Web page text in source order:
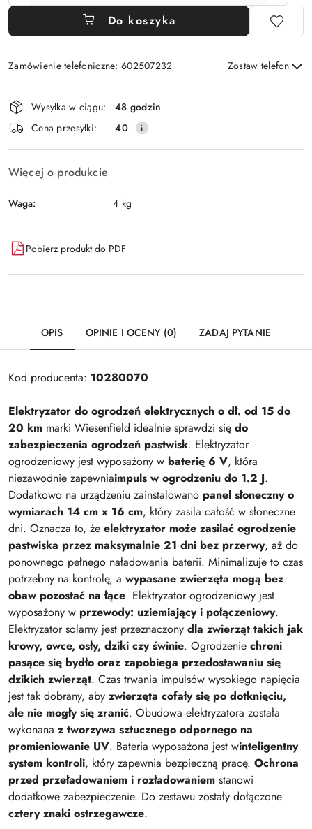
Do koszyka
Zamówienie telefoniczne: 602507232 Zostaw telefon
Wyślij
Dostępność
i
dostawa
Wysyłka w ciągu:
48 godzin
Cena przesyłki:
40
Więcej o produkcie
Waga: 4 kg
Pobierz produkt do PDF
OPIS OPINIE I OCENY (0) ZADAJ PYTANIE
Kod producenta: 10280070
Elektryzator do ogrodzeń elektrycznych o dł. od 15 do
20 km marki Wiesenfield idealnie sprawdzi się do
zabezpieczenia ogrodzeń pastwisk. Elektryzator
ogrodzeniowy jest wyposażony w baterię 6 V, która
niezawodnie zapewniaimpuls w ogrodzeniu do 1.2 J.
Dodatkowo na urządzeniu zainstalowano panel słoneczny o
wymiarach 14 cm x 16 cm, który zasila całość w słoneczne
dni. Oznacza to, że elektryzator może zasilać ogrodzenie
pastwiska przez maksymalnie 21 dni bez przerwy, aż do
ponownego pełnego naładowania baterii. Minimalizuje to czas
potrzebny na kontrolę, a wypasane zwierzęta mogą bez
obaw pozostać na łące. Elektryzator ogrodzeniowy jest
wyposażony w przewody: uziemiający i połączeniowy.
Elektryzator solarny jest przeznaczony dla zwierząt takich jak
krowy, owce, osły, dziki czy świnie. Ogrodzenie chroni
pasące się bydło oraz zapobiega przedostawaniu się
dzikich zwierząt. Czas trwania impulsów wysokiego napięcia
jest tak dobrany, aby zwierzęta cofały się po dotknięciu,
ale nie mogły się zranić. Obudowa elektryzatora została
wykonana z tworzywa sztucznego odpornego na
promieniowanie UV. Bateria wyposażona jest winteligentny
system kontroli, który zapewnia bezpieczną pracę. Ochrona
przed przeładowaniem i rozładowaniem stanowi
dodatkowe zabezpieczenie. Do zestawu zostały dołączone
cztery znaki ostrzegawcze.